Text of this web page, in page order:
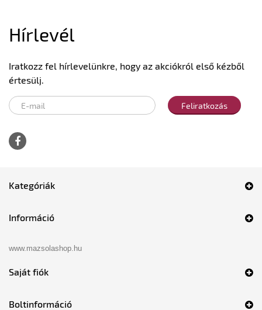
Hírlevél
Iratkozz fel hírlevelünkre, hogy az akciókról első kézből
értesülj.
Feliratkozás
Kategóriák
Információ
www.mazsolashop.hu
Saját fiók
Boltinformáció